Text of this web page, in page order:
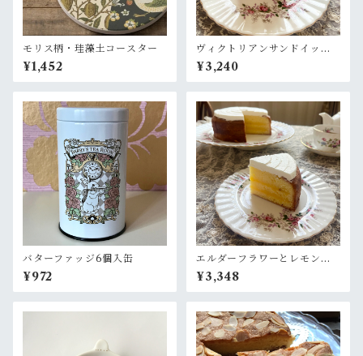
モリス柄・珪藻土コースター
¥1,452
ヴィクトリアンサンドイッチ
ケーキ 〈バタークリーム＆
ラズベリージャム〉
¥3,240
バターファッジ6個入缶
¥972
エルダーフラワーとレモンの
ケーキ
¥3,348